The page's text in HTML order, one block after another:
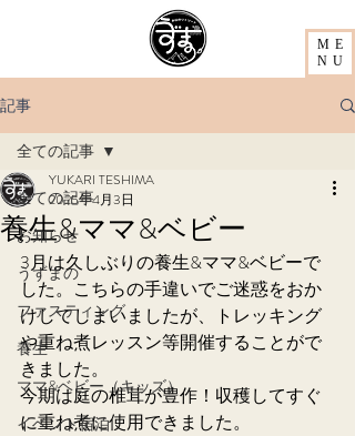
ME
NU
記事
全ての記事
お知らせ
うずまの
ファスティング
養生
ママ&ベビー（キッズ）
イベント宿泊
全ての記事
養生&ママ&ベビー
YUKARI TESHIMA
2025年4月3日
3月は久しぶりの養生&ママ&ベビーで
した。こちらの手違いでご迷惑をおか
けしてしまいましたが、トレッキング
や重ね煮レッスン等開催することがで
きました。
今期は庭の椎茸が豊作！収穫してすぐ
に重ね煮に使用できました。